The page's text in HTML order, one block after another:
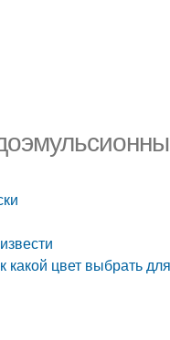
какой цвет выбрать